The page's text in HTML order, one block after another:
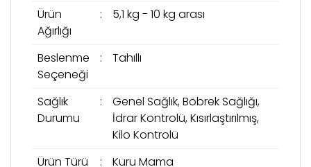
Ürün
Ağırlığı
: 5,1 kg - 10 kg arası
Beslenme
Seçeneği
: Tahıllı
Sağlık
Durumu
:
Genel Sağlık, Böbrek Sağlığı,
İdrar Kontrolü, Kısırlaştırılmış,
Kilo Kontrolü
Ürün Türü
:
Kuru Mama